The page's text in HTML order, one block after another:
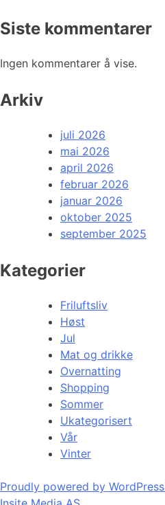
Siste kommentarer
Ingen kommentarer å vise.
Arkiv
juli 2026
mai 2026
april 2026
februar 2026
januar 2026
oktober 2025
september 2025
Kategorier
Friluftsliv
Høst
Jul
Mat og drikke
Overnatting
Shopping
Sommer
Ukategorisert
Vår
Vinter
Proudly powered by WordPress